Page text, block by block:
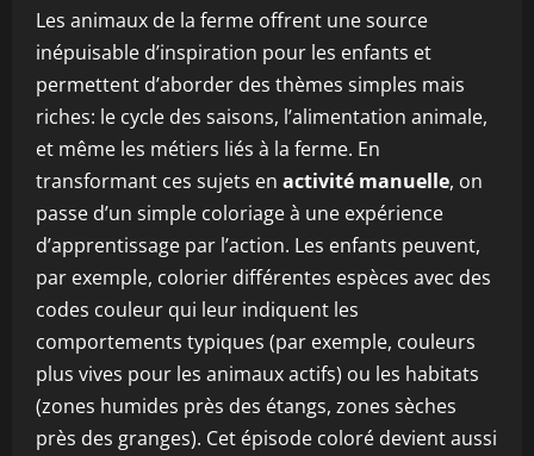
Les animaux de la ferme offrent une source
inépuisable d’inspiration pour les enfants et
permettent d’aborder des thèmes simples mais
riches: le cycle des saisons, l’alimentation animale,
et même les métiers liés à la ferme. En
transformant ces sujets en activité manuelle, on
passe d’un simple coloriage à une expérience
d’apprentissage par l’action. Les enfants peuvent,
par exemple, colorier différentes espèces avec des
codes couleur qui leur indiquent les
comportements typiques (par exemple, couleurs
plus vives pour les animaux actifs) ou les habitats
(zones humides près des étangs, zones sèches
près des granges). Cet épisode coloré devient aussi